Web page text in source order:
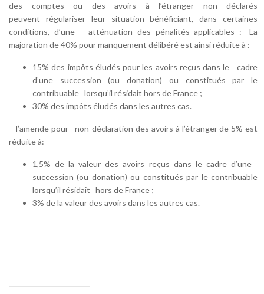
des comptes ou des avoirs à l’étranger non déclarés
peuvent régulariser leur situation bénéficiant, dans certaines
conditions, d’une atténuation des pénalités applicables :- La
majoration de 40% pour manquement délibéré est ainsi réduite à :
15% des impôts éludés pour les avoirs reçus dans le cadre
d’une succession (ou donation) ou constitués par le
contribuable lorsqu’il résidait hors de France ;
30% des impôts éludés dans les autres cas.
– l’amende pour non-déclaration des avoirs à l’étranger de 5% est
réduite à:
1,5% de la valeur des avoirs reçus dans le cadre d’une
succession (ou donation) ou constitués par le contribuable
lorsqu’il résidait hors de France ;
3% de la valeur des avoirs dans les autres cas.